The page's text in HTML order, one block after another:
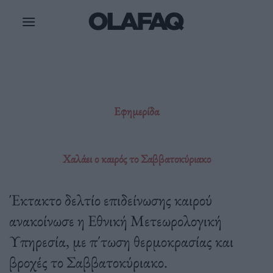
Εφημερίδα
Χαλάει ο καιρός το Σαββατοκύριακο
Έκτακτο δελτίο επιδείνωσης καιρού
ανακοίνωσε η Εθνική Μετεωρολογική
Υπηρεσία, με π΄τωση θερμοκρασίας και
βροχές το Σαββατοκύριακο.